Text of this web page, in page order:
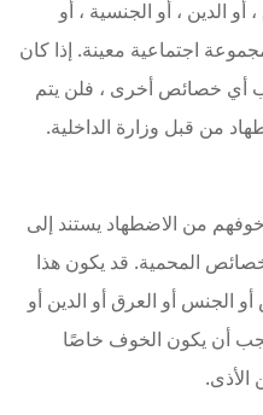
الدين ، أو الجنسية ، أو
اجتماعية معينة. إذا كان
خصائص أخرى ، فلن يتم
من قبل وزارة الداخلية.
من الاضطهاد يستند إلى
المحمية. قد يكون هذا
الجنس أو العرق أو الدين أو
أن يكون الخوف خاصًا